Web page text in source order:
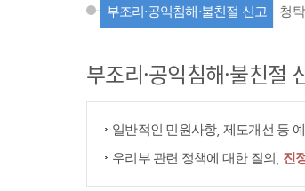
부조리·공익침해·불친절 신고 청
부조리·공익침해·불친절
일반적인 민원사항, 제도개선 등
우리부 관련 정책에 대한 질의, 진